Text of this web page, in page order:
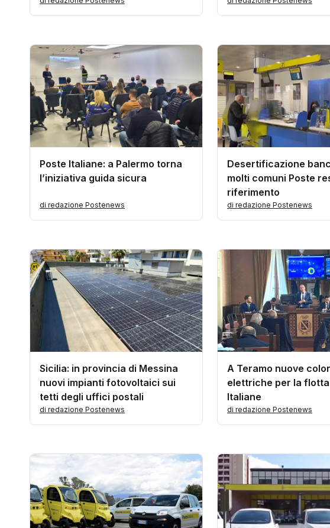
Poste Italiane: a Palermo torna
l’iniziativa guida sicura
di redazione Postenews
Desertificazione
molti comuni Poste
riferimento
di redazione Postenews
Sicilia: in provincia di Messina
nuovi impianti fotovoltaici sui
tetti degli uffici postali
di redazione Postenews
A Teramo nuove
elettriche per la flotta
Italiane
di redazione Postenews